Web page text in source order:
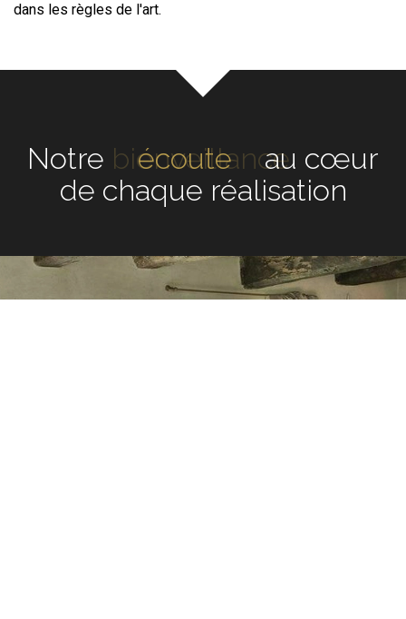
dans les règles de l'art.
Notreécouteau cœur de
chaque réalisation